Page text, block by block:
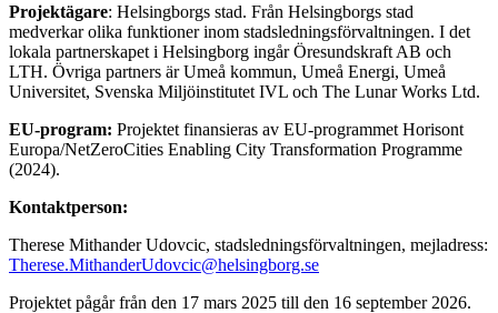
Projektägare: Helsingborgs stad. Från Helsingborgs stad
medverkar olika funktioner inom stadsledningsförvaltningen. I det
lokala partnerskapet i Helsingborg ingår Öresundskraft AB och
LTH. Övriga partners är Umeå kommun, Umeå Energi, Umeå
Universitet, Svenska Miljöinstitutet IVL och The Lunar Works Ltd.
EU-program: Projektet finansieras av EU-programmet Horisont
Europa/NetZeroCities Enabling City Transformation Programme
(2024).
Kontaktperson:
Therese Mithander Udovcic, stadsledningsförvaltningen, mejladress:
Therese.MithanderUdovcic@helsingborg.se
Projektet pågår från den 17 mars 2025 till den 16 september 2026.